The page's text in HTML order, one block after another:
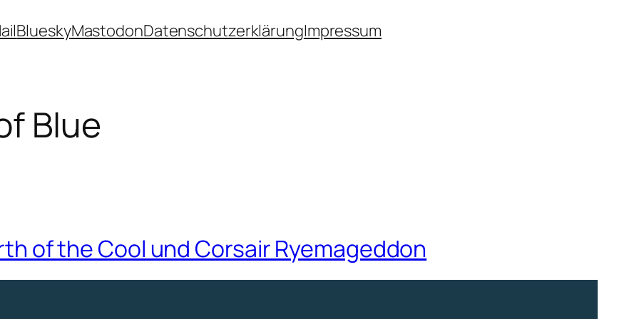
BlueskyMastodonDatenschutzerklärungImpressum
Blue
of the Cool und Corsair Ryemageddon